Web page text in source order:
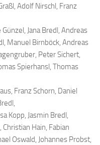
Adolf Nirschl, Franz
Jana Bredl, Andreas
Manuel Birnböck, Andreas
Peter Sichert,
Spierhansl, Thomas
Franz Schorn, Daniel
Kopp, Jasmin Bredl,
Hain, Fabian
Oswald, Johannes Probst,